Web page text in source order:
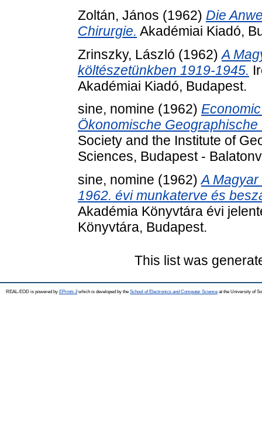
Zoltán, János (1962) Die
Chirurgie. Akadémiai Kiadó,
Zrinszky, László (1962)A
költészetünkben 1919-1945.
Akadémiai Kiadó, Budapest.
sine, nomine (1962)
Ökonomische Geographische
Society and the Institute of
Sciences, Budapest -
sine, nomine (1962)A
1962. évi munkaterve és
Akadémia Könyvtára évi
Könyvtára, Budapest.
This list was
REAL-EOD is powered by EPrints 3which is developed by the School of Electronics and Computer Science at the University of